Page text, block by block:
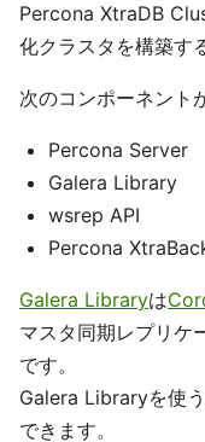
Percona XtraDB
化クラスタを構築す
次のコンポーネント
Percona Server
Galera Library
wsrep API
Percona
Galera Libraryは
マスタ同期レプリケ
です。
Galera Libraryを使
できます。